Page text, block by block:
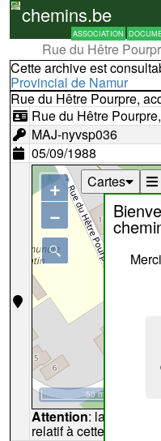
chemins.be
ASSOCIATION
Rue du Hêtre
Cette archive est
Provincial de Namur
Rue du Hêtre Pourpre,
Rue du Hêtre
MAJ-nyvsp036
05/09/1988
50 m
+
−
Cartes
Attention: la carte
relatif à cette archive